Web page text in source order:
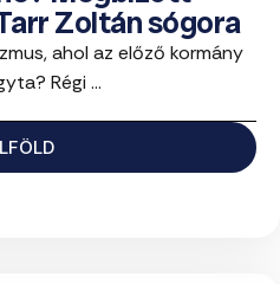
Zoltán sógora
ahol az előző kormány
Régi ...